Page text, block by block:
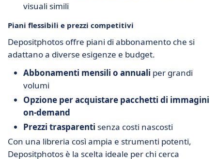
visuali simili
Piani flessibili e prezzi competitivi
Depositphotos offre piani di abbonamento che si
adattano a diverse esigenze e budget.
Abbonamenti mensili o annuali per grandi
volumi
Opzione per acquistare pacchetti di immagini
on-demand
Prezzi trasparenti senza costi nascosti
Con una libreria così ampia e strumenti potenti,
Depositphotos è la scelta ideale per chi cerca